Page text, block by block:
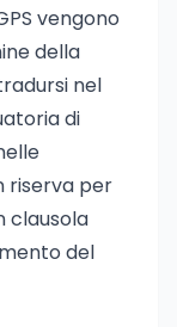
vengono
della
nel
di
riserva per
clausola
del